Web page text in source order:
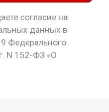
согласие на
данных в
9 Федерального
N 152-ФЗ «О